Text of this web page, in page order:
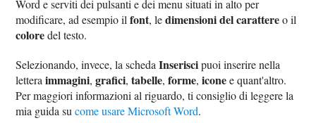
Word e serviti dei pulsanti e dei menu situati in alto per
modificare, ad esempio ilfont, ledimensioni del carattereo il
coloredel testo.
Selezionando, invece, la schedaInseriscipuoi inserire nella
letteraimmagini,grafici,tabelle,forme,iconee quant'altro.
Per maggiori informazioni al riguardo, ti consiglio di leggere la
mia guida sucome usare Microsoft Word.